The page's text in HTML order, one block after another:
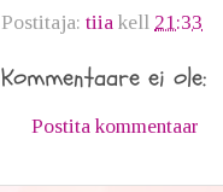
Postitaja:tiia kell 21:33
Kommentaare ei ole:
Postita kommentaar